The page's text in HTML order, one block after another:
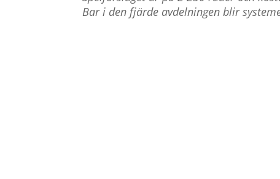
Bar i den fjärde avdelningen blir